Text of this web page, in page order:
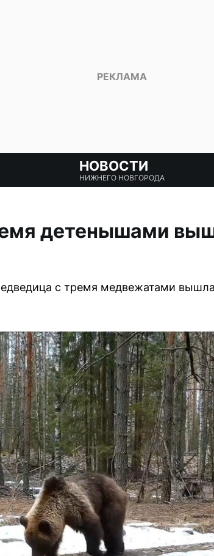
НОВОСТИ
НИЖНЕГО НОВГОРОДА
детенышами
с тремя медвежатами